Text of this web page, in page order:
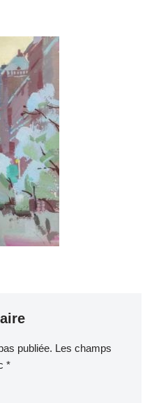
publiée. Les champs
*